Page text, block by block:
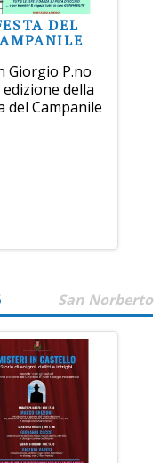
DEL
Giorgio P.no
edizione della
del Campanile
San Norberto